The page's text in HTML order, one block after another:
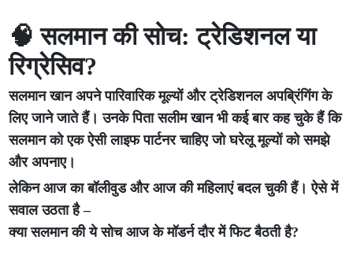
🧠 सलमान की सोच: ट्रेडिशनल या
रिग्रेसिव?
सलमान खान अपने पारिवारिक मूल्यों और ट्रेडिशनल अपब्रिंगिंग के
लिए जाने जाते हैं। उनके पिता सलीम खान भी कई बार कह चुके हैं कि
सलमान को एक ऐसी लाइफ पार्टनर चाहिए जो घरेलू मूल्यों को समझे
और अपनाए।
लेकिन आज का बॉलीवुड और आज की महिलाएं बदल चुकी हैं। ऐसे में
सवाल उठता है –
क्या सलमान की ये सोच आज के मॉडर्न दौर में फिट बैठती है?